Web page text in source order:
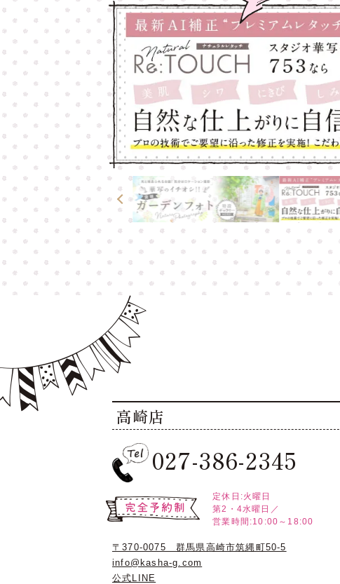
高崎店
027-386-2345
定休日:火曜日
第2・4水曜日／
営業時間:10:00～18:00
〒370-0075 群馬県高崎市筑縄町50-5
info@kasha-g.com
公式LINE